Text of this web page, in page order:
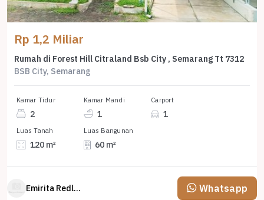
Rp 1,2 Miliar
Rumah di Forest Hill Citraland Bsb City , Semarang Tt 7312
BSB City, Semarang
Kamar Tidur
2
Kamar Mandi
1
Carport
1
Luas Tanah
120 m²
Luas Bangunan
60 m²
Emirita Redland Whatsapp